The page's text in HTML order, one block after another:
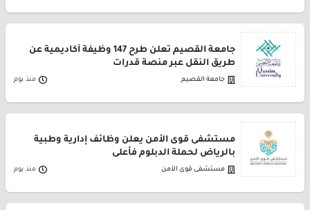
جامعة القصيم تعلن طرح 147 وظيفة أكاديمية عن
طريق النقل عبر منصة قدرات
جامعة القصيم منذ يوم
مستشفى قوى الأمن يعلن وظائف إدارية وطبية
بالرياض لحملة الدبلوم فأعلى
مستشفى قوى الأمن منذ يوم